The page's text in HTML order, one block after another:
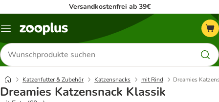
Versandkostenfrei ab 39€
Menü
Produkte
suchen
Katzenfutter & Zubehör Katzensnacks mit Rind Dreamies
Dreamies Katzensnack Klassik